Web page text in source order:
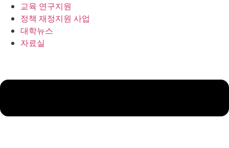
교육 연구지원
정책 재정지원 사업
대학뉴스
자료실